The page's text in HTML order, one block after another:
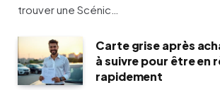
trouver une Scénic…
Carte grise après
à suivre pour être en
rapidement